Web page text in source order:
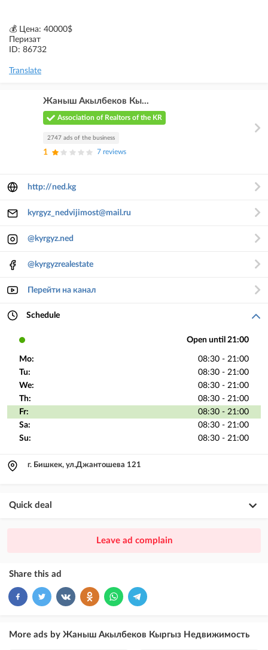
💰 Цена: 40000$
Перизат
ID: 86732
Translate
Жаныш Акылбеков Кы...
Association of Realtors of the KR
2747 ads of the business
1 7 reviews
http://ned.kg
kyrgyz_nedvijimost@mail.ru
@kyrgyz.ned
@kyrgyzrealestate
Перейти на канал
Schedule
Open until 21:00
Mo:
08:30 - 21:00
Tu:
08:30 - 21:00
We:
08:30 - 21:00
Th:
08:30 - 21:00
Fr:
08:30 - 21:00
Sa:
08:30 - 21:00
Su:
08:30 - 21:00
г. Бишкек, ул.Джантошева 121
Quick deal
ad placement above VIP + paid promotion on Instagram
VIP
ad placement above free ads
Leave ad complain
Share this ad
More ads by Жаныш Акылбеков Кыргыз Недвижимость